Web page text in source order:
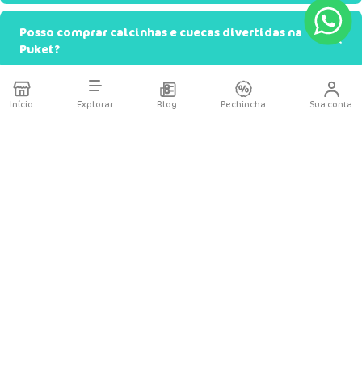
Início Explorar Blog Pechincha Sua conta
Posso comprar calcinhas e cuecas divertidas na
Puket?
É seguro comprar no site da Puket?